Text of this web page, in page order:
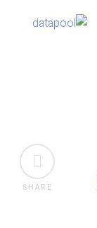
SHARE